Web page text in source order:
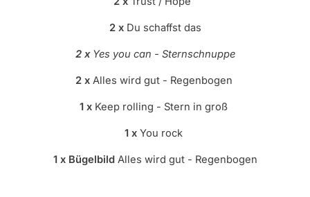
2 xDu schaffst das
2 xYes you can - Sternschnuppe
2 xAlles wird gut - Regenbogen
1 x Keep rolling - Stern in groß
1 x You rock
1 x Bügelbild Alles wird gut - Regenbogen